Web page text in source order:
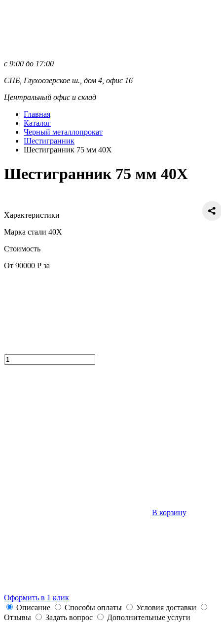
с 9:00 до 17:00
СПБ, Глухоозерское ш., дом 4, офис 16
Центральный офис и склад
Главная
Каталог
Черный металлопрокат
Шестигранник
Шестигранник 75 мм 40Х
Шестигранник 75 мм 40Х
Характеристики
Марка стали 40Х
Стоимость
От 90000 Р за
В корзину
Оформить в 1 клик
Описание
Способы оплаты
Условия доставки
Отзывы
Задать вопрос
Дополнительные услуги